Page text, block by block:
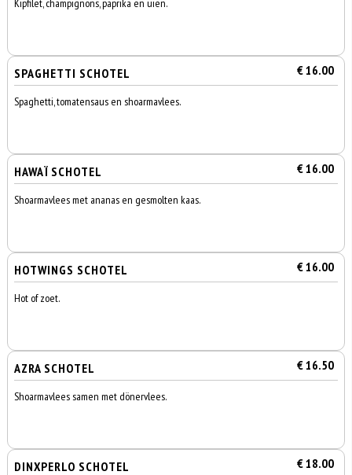
Kipfilet, champignons, paprika en uien.
SPAGHETTI SCHOTEL € 16.00
Spaghetti, tomatensaus en shoarmavlees.
HAWAÏ SCHOTEL € 16.00
Shoarmavlees met ananas en gesmolten kaas.
HOTWINGS SCHOTEL € 16.00
Hot of zoet.
AZRA SCHOTEL € 16.50
Shoarmavlees samen met dönervlees.
DINXPERLO SCHOTEL € 18.00